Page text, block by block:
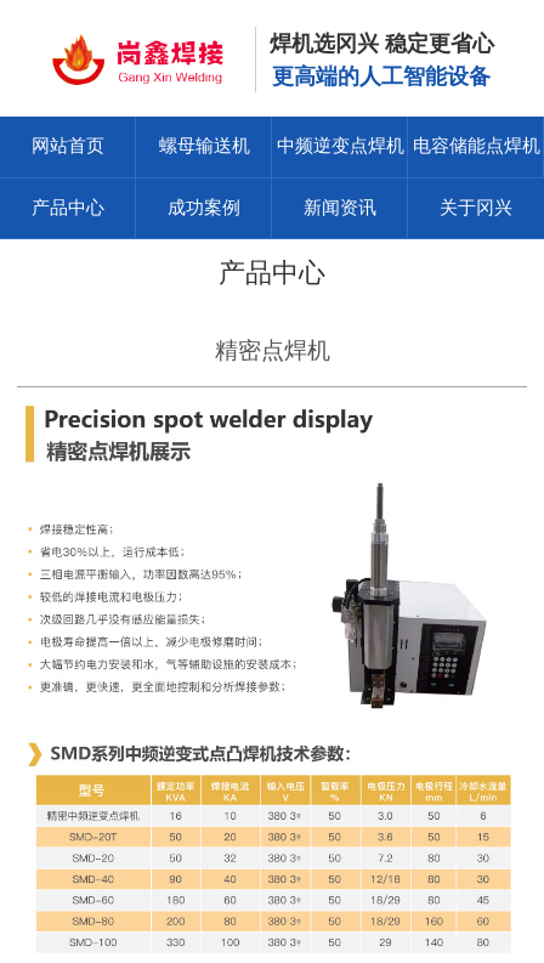
焊机选冈兴 稳定更省心
更高端的人工智能设备
网站首页 螺母输送机 中频逆变点焊机 电容储能点焊机
产品中心 成功案例 新闻资讯 关于冈兴
产品中心
精密点焊机